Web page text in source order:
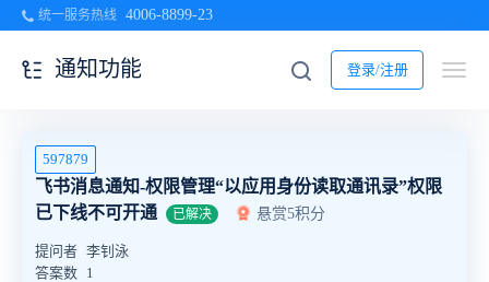
统一服务热线 4006-8899-23
登录/注册
通知功能
597879
飞书消息通知-权限管理“以应用身份读取通讯录”权限
已下线不可开通
已解决 悬赏5积分
提问者 李钊泳
答案数 1